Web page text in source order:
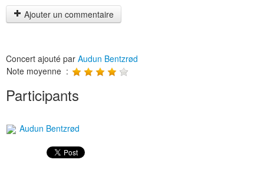
Ajouter un commentaire
Concert ajouté par Audun Bentzrød
Note moyenne :
Participants
Audun Bentzrød